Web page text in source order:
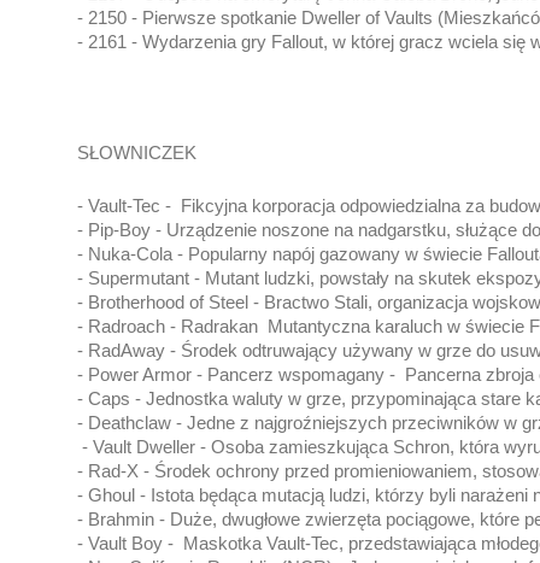
- 2150 - Pierwsze spotkanie Dweller of Vaults
- 2161 - Wydarzenia gry Fallout, w której gracz wciela się
SŁOWNICZEK
- Vault-Tec -  Fikcyjna korporacja odpowiedzialna za
- Pip-Boy - Urządzenie noszone na nadgarstku, służące
- Nuka-Cola - Popularny napój gazowany w świecie
- Supermutant - Mutant ludzki, powstały na skutek
- Brotherhood of Steel - Bractwo Stali, organizacja
- Radroach - Radrakan  Mutantyczna karaluch w świecie
- RadAway - Środek odtruwający używany w grze do
- Power Armor - Pancerz wspomagany -  Pancerna
- Caps - Jednostka waluty w grze, przypominająca stare
- Deathclaw - Jedne z najgroźniejszych przeciwników w
- Vault Dweller - Osoba zamieszkująca Schron, która
- Rad-X - Środek ochrony przed promieniowaniem,
- Ghoul - Istota będąca mutacją ludzi, którzy byli narażeni
- Brahmin - Duże, dwugłowe zwierzęta pociągowe, które
- Vault Boy -  Maskotka Vault-Tec, przedstawiająca